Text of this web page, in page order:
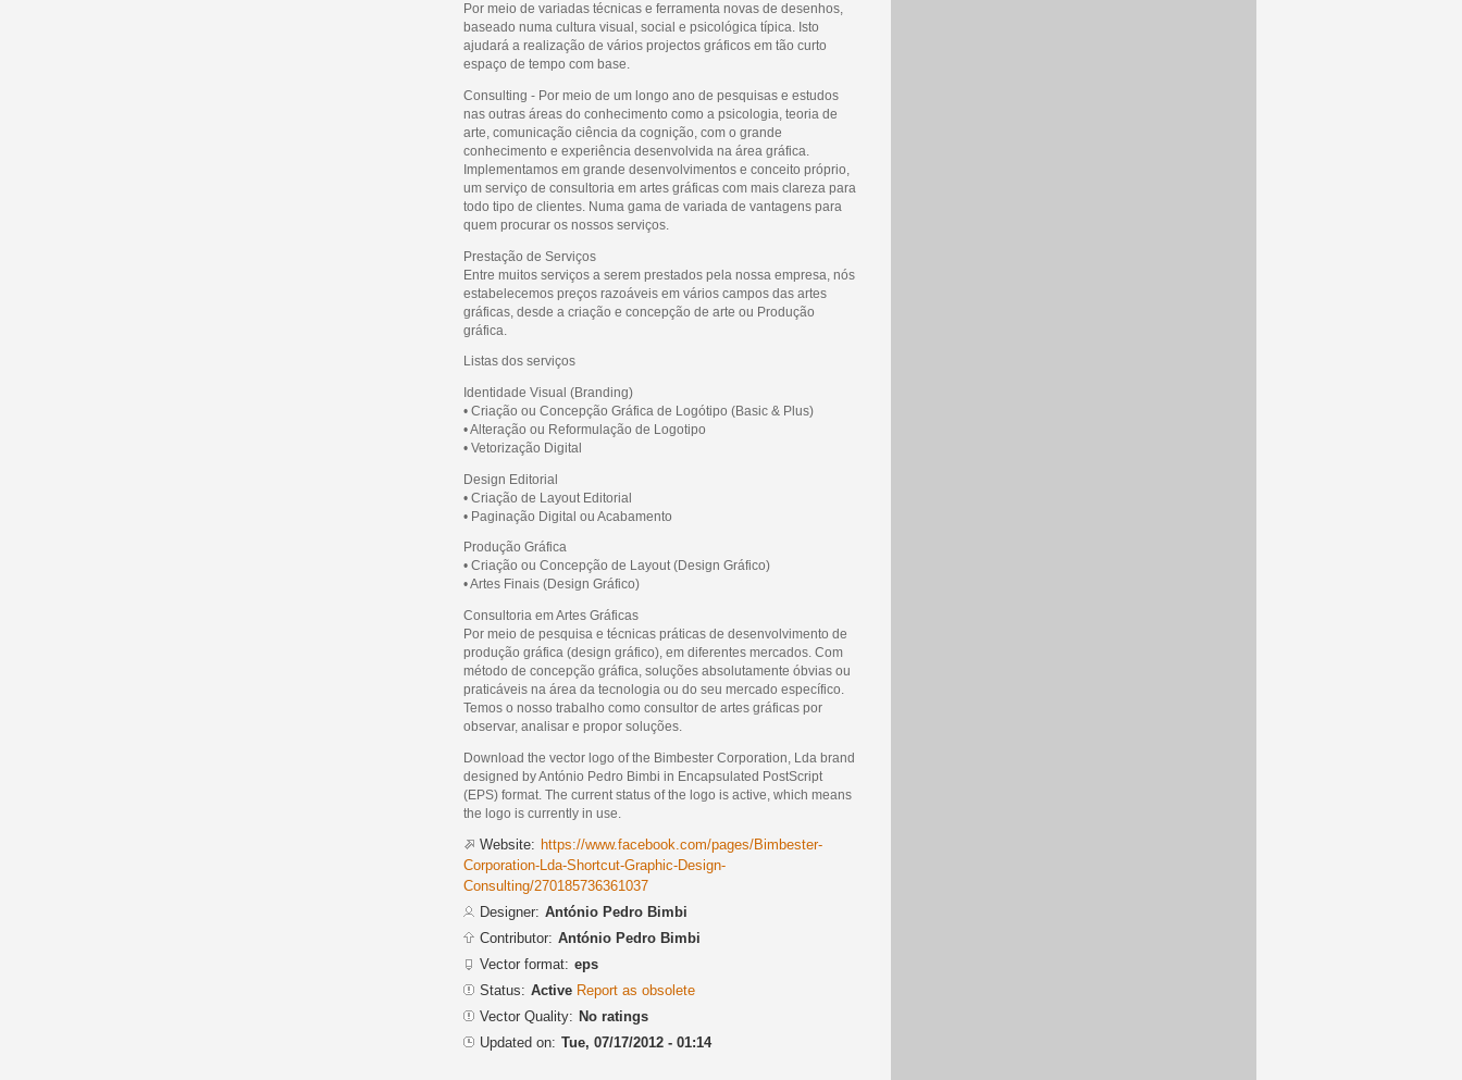
Por meio de variadas técnicas e ferramenta novas de desenhos,
baseado numa cultura visual, social e psicológica típica. Isto
ajudará a realização de vários projectos gráficos em tão curto
espaço de tempo com base.
Consulting - Por meio de um longo ano de pesquisas e estudos
nas outras áreas do conhecimento como a psicologia, teoria de
arte, comunicação ciência da cognição, com o grande
conhecimento e experiência desenvolvida na área gráfica.
Implementamos em grande desenvolvimentos e conceito próprio,
um serviço de consultoria em artes gráficas com mais clareza para
todo tipo de clientes. Numa gama de variada de vantagens para
quem procurar os nossos serviços.
Prestação de Serviços
Entre muitos serviços a serem prestados pela nossa empresa, nós
estabelecemos preços razoáveis em vários campos das artes
gráficas, desde a criação e concepção de arte ou Produção
gráfica.
Listas dos serviços
Identidade Visual (Branding)
• Criação ou Concepção Gráfica de Logótipo (Basic & Plus)
• Alteração ou Reformulação de Logotipo
• Vetorização Digital
Design Editorial
• Criação de Layout Editorial
• Paginação Digital ou Acabamento
Produção Gráfica
• Criação ou Concepção de Layout (Design Gráfico)
• Artes Finais (Design Gráfico)
Consultoria em Artes Gráficas
Por meio de pesquisa e técnicas práticas de desenvolvimento de
produção gráfica (design gráfico), em diferentes mercados. Com
método de concepção gráfica, soluções absolutamente óbvias ou
praticáveis na área da tecnologia ou do seu mercado específico.
Temos o nosso trabalho como consultor de artes gráficas por
observar, analisar e propor soluções.
Download the vector logo of the Bimbester Corporation, Lda brand
designed by António Pedro Bimbi in Encapsulated PostScript
(EPS) format. The current status of the logo is active, which means
the logo is currently in use.
Website: https://www.facebook.com/pages/Bimbester-
Corporation-Lda-Shortcut-Graphic-Design-
Consulting/270185736361037
Designer: António Pedro Bimbi
Contributor: António Pedro Bimbi
Vector format: eps
Status: Active Report as obsolete
Vector Quality: No ratings
Updated on: Tue, 07/17/2012 - 01:14